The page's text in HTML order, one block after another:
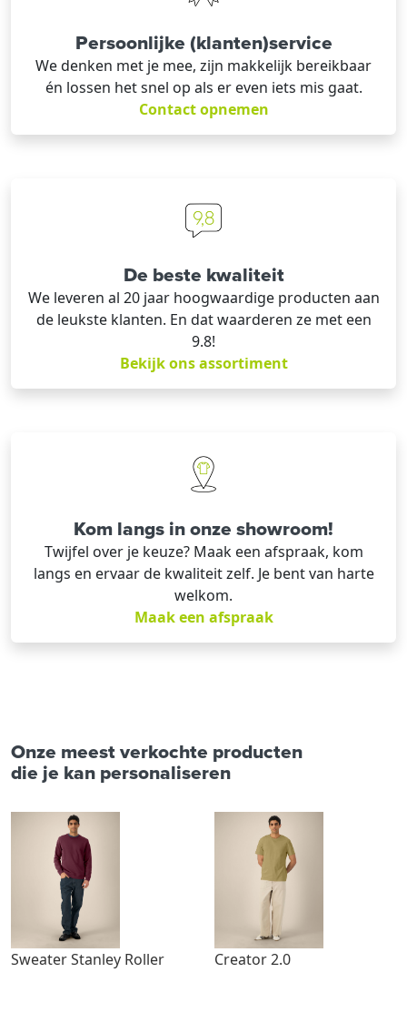
Persoonlijke (klanten)service
We denken met je mee, zijn makkelijk bereikbaar
én lossen het snel op als er even iets mis gaat.
Contact opnemen
De beste kwaliteit
We leveren al 20 jaar hoogwaardige producten aan
de leukste klanten. En dat waarderen ze met een
9.8!
Bekijk ons assortiment
Kom langs in onze showroom!
Twijfel over je keuze? Maak een afspraak, kom
langs en ervaar de kwaliteit zelf. Je bent van harte
welkom.
Maak een afspraak
Onze meest verkochte producten
die je kan personaliseren
Sweater Stanley Roller Creator 2.0